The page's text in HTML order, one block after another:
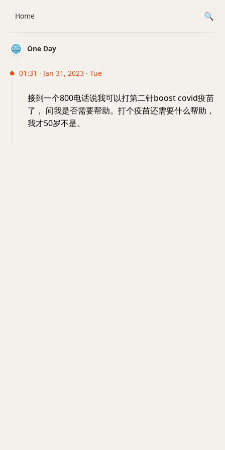
One Day
01:31 · Jan 31, 2023 · Tue
接到一个800电话说我可以打第二针boost covid疫苗
了， 问我是否需要帮助。打个疫苗还需要什么帮助，
我才50岁不是。
Home